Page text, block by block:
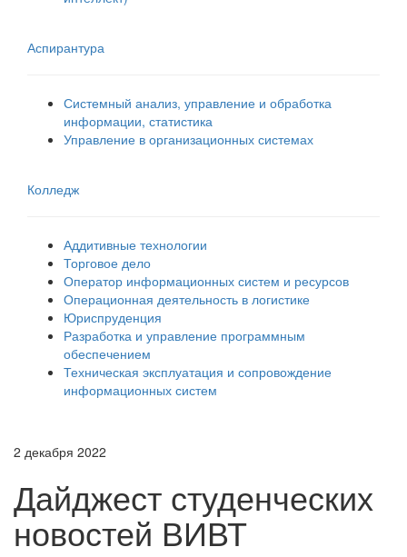
Аспирантура
Системный анализ, управление и обработка
информации, статистика
Управление в организационных системах
Колледж
Аддитивные технологии
Торговое дело
Оператор информационных систем и ресурсов
Операционная деятельность в логистике
Юриспруденция
Разработка и управление программным
обеспечением
Техническая эксплуатация и сопровождение
информационных систем
2 декабря 2022
Дайджест студенческих
новостей ВИВТ